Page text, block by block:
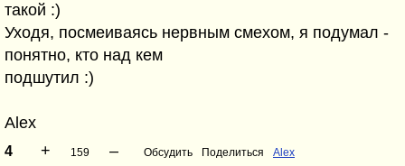
такой :)
Уходя, посмеиваясь нервным смехом, я подумал -
понятно, кто над кем
подшутил :)
Alex
4 + 159 – Обсудить Поделиться Alex